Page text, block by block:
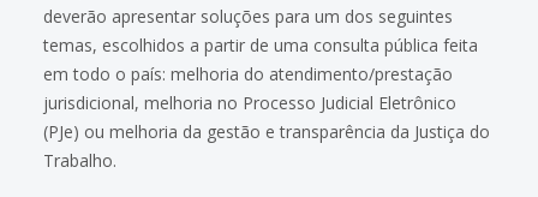
deverão apresentar soluções para um dos seguintes
temas, escolhidos a partir de uma consulta pública feita
em todo o país: melhoria do atendimento/prestação
jurisdicional, melhoria no Processo Judicial Eletrônico
(PJe) ou melhoria da gestão e transparência da Justiça do
Trabalho.